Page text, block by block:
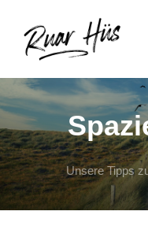
Unsere Tipps